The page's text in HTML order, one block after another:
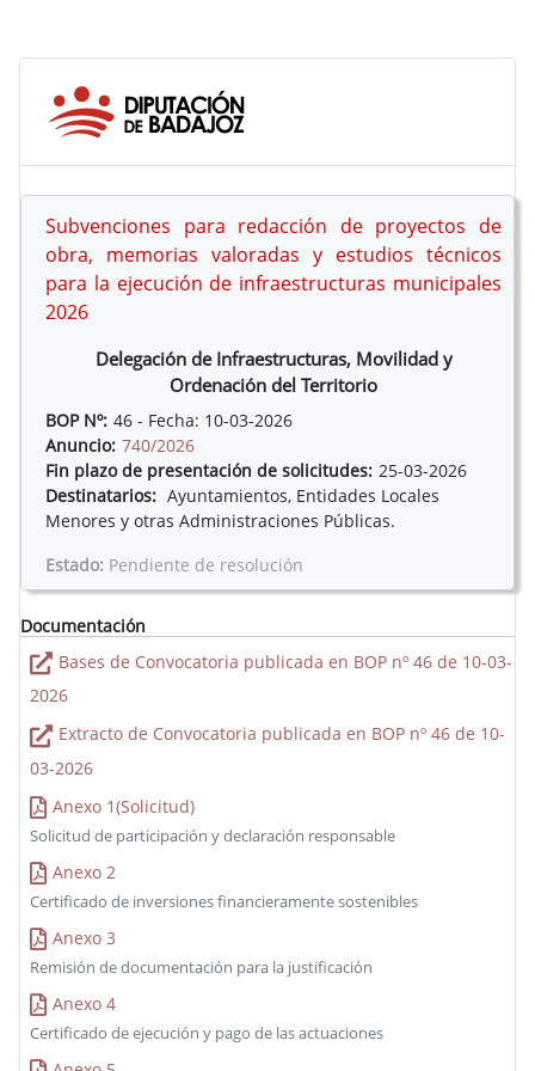
Subvenciones para redacción de proyectos de
obra, memorias valoradas y estudios técnicos
para la ejecución de infraestructuras municipales
2026
Delegación de Infraestructuras, Movilidad y
Ordenación del Territorio
BOP Nº: 46 - Fecha: 10-03-2026
Anuncio: 740/2026
Fin plazo de presentación de solicitudes: 25-03-2026
Destinatarios: Ayuntamientos, Entidades Locales
Menores y otras Administraciones Públicas.
Estado: Pendiente de resolución
Documentación
Bases de Convocatoria publicada en BOP nº 46 de 10-03-
2026
Extracto de Convocatoria publicada en BOP nº 46 de 10-
03-2026
Anexo 1(Solicitud)
Solicitud de participación y declaración responsable
Anexo 2
Certificado de inversiones financieramente sostenibles
Anexo 3
Remisión de documentación para la justificación
Anexo 4
Certificado de ejecución y pago de las actuaciones